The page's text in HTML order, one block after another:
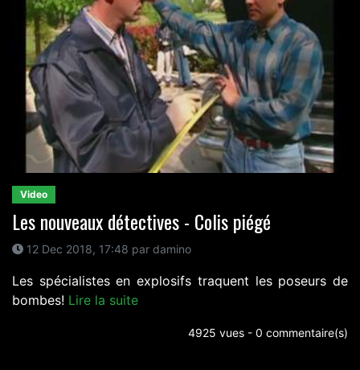
Video
Les nouveaux détectives - Colis piégé
12 Dec 2018, 17:48 par damino
Les spécialistes en explosifs traquent les poseurs de
bombes! Lire la suite
4925 vues - 0 commentaire(s)